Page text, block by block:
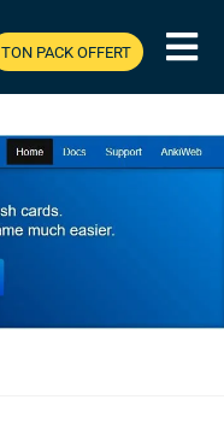
TON PACK OFFERT